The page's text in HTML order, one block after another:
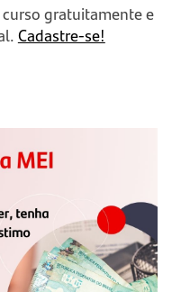
gratuitamente e
Cadastre-se!